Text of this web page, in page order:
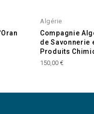
Algérie
Compagnie
de Savonnerie
Produits
150,00 €